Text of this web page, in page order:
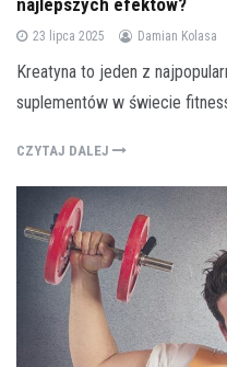
najlepszych efektów?
23 lipca 2025 Damian Kolasa
Kreatyna to jeden z
suplementów w świecie
CZYTAJ DALEJ